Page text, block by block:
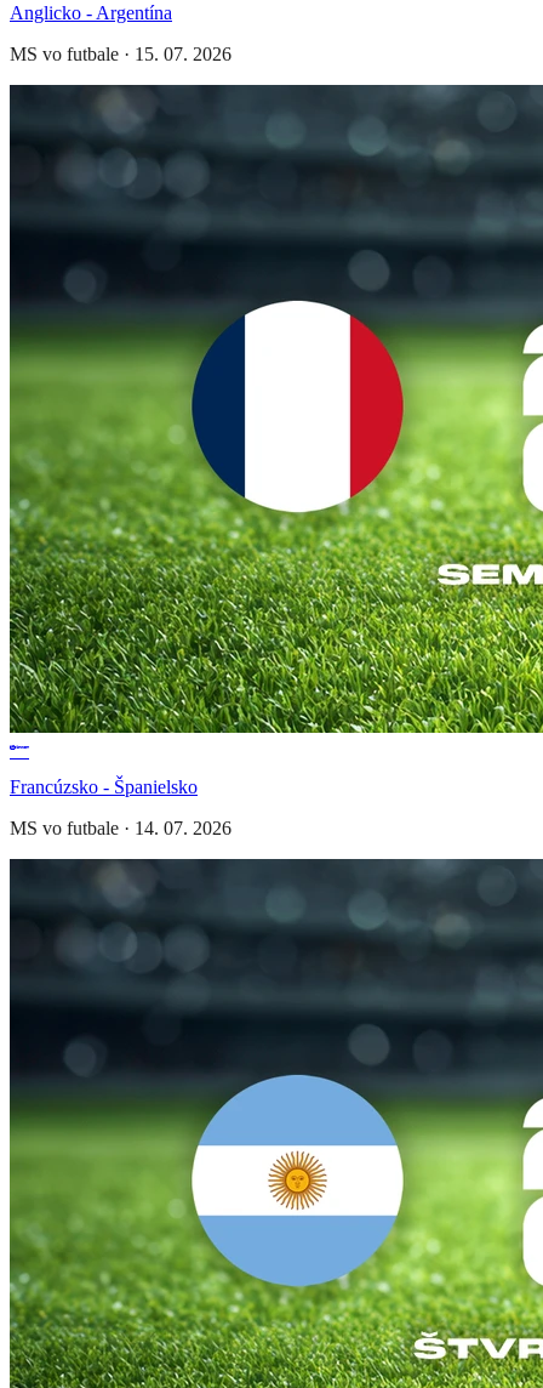
Anglicko - Argentína
MS vo futbale · 15. 07. 2026
Francúzsko - Španielsko
MS vo futbale · 14. 07. 2026